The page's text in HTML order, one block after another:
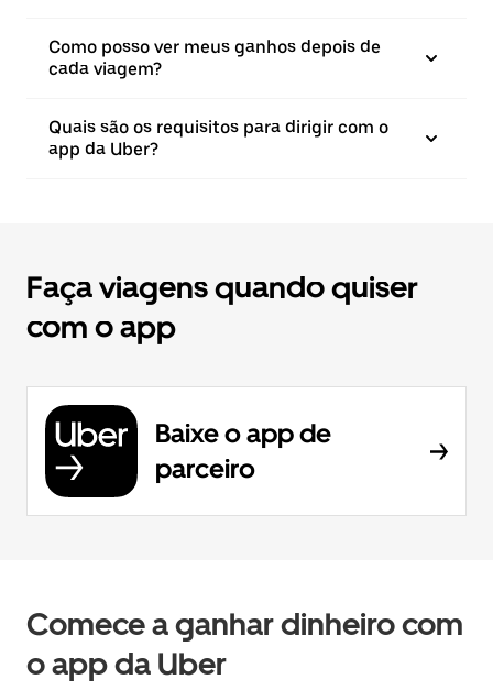
Como posso ver meus ganhos depois de
cada viagem?
Quais são os requisitos para dirigir com o
app da Uber?
Faça viagens quando quiser
com o app
Baixe o app de
parceiro
Comece a ganhar dinheiro com
o app da Uber